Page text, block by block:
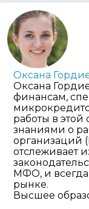
Оксана
Оксана
финансам,
работы в этой
знаниями о
организаций
отслеживает
МФО, и всегда
рынке.
Высшее